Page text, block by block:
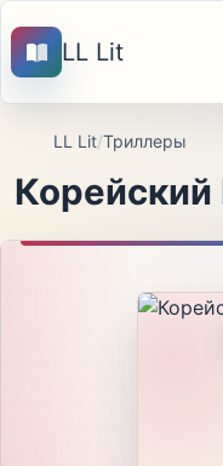
LL Lit
LL Lit/Триллеры
Корейский